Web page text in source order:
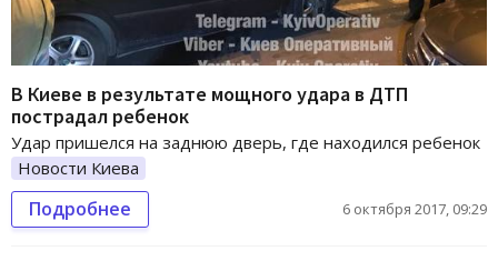
В Киеве в результате мощного удара в ДТП
пострадал ребенок
Удар пришелся на заднюю дверь, где находился ребенок
Новости Киева
Подробнее 6 октября 2017, 09:29